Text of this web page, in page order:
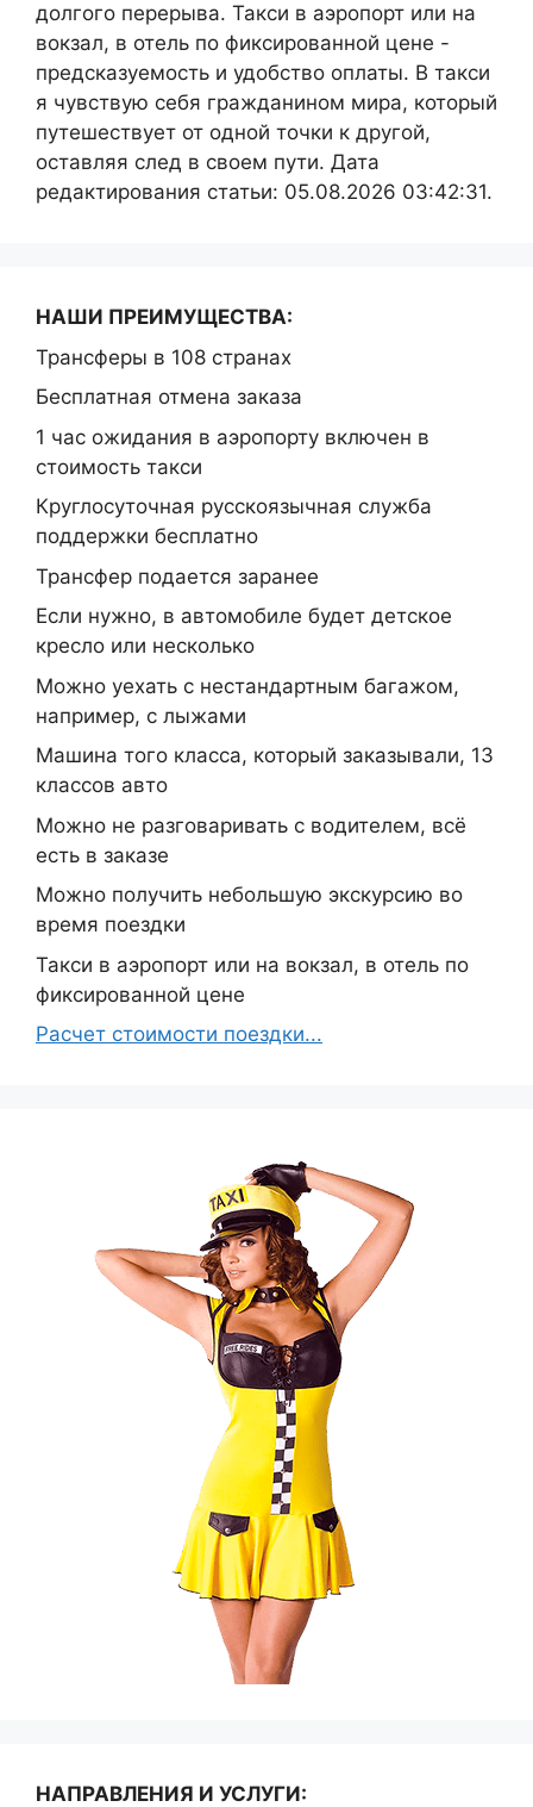
долгого перерыва. Такси в аэропорт или на
вокзал, в отель по фиксированной цене -
предсказуемость и удобство оплаты. В такси
я чувствую себя гражданином мира, который
путешествует от одной точки к другой,
оставляя след в своем пути. Дата
редактирования статьи: 05.08.2026 03:42:31.
НАШИ ПРЕИМУЩЕСТВА:
Трансферы в 108 странах
Бесплатная отмена заказа
1 час ожидания в аэропорту включен в
стоимость такси
Круглосуточная русскоязычная служба
поддержки бесплатно
Трансфер подается заранее
Если нужно, в автомобиле будет детское
кресло или несколько
Можно уехать с нестандартным багажом,
например, с лыжами
Машина того класса, который заказывали, 13
классов авто
Можно не разговаривать с водителем, всё
есть в заказе
Можно получить небольшую экскурсию во
время поездки
Такси в аэропорт или на вокзал, в отель по
фиксированной цене
Расчет стоимости поездки...
НАПРАВЛЕНИЯ И УСЛУГИ: